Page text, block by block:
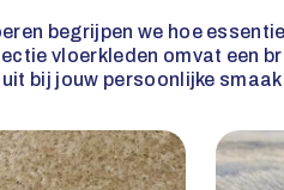
begrijpen we hoe
vloerkleden omvat een
bij jouw persoonlijke smaak